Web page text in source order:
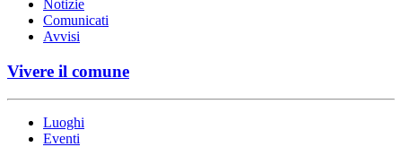
Notizie
Comunicati
Avvisi
Vivere il comune
Luoghi
Eventi